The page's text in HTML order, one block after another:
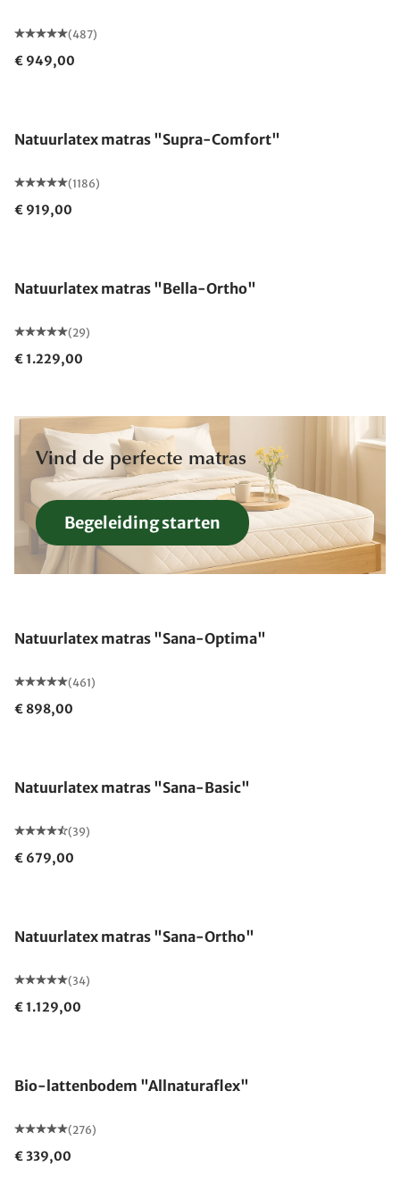
(487)
€ 949,00
Natuurlatex matras "Supra-Comfort"
(1186)
€ 919,00
Natuurlatex matras "Bella-Ortho"
(29)
€ 1.229,00
Vind de perfecte matras
Begeleiding starten
Natuurlatex matras "Sana-Optima"
(461)
€ 898,00
Natuurlatex matras "Sana-Basic"
(39)
€ 679,00
Natuurlatex matras "Sana-Ortho"
(34)
€ 1.129,00
Bio-lattenbodem "Allnaturaflex"
(276)
€ 339,00